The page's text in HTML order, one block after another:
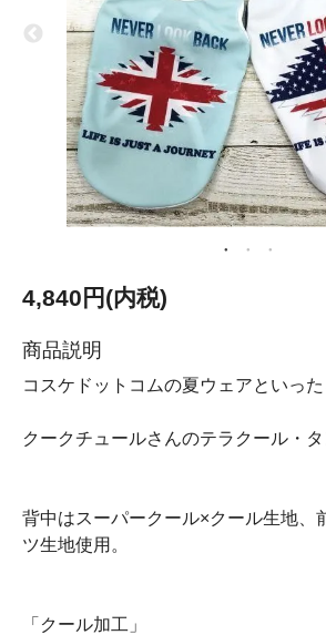
4,840円(内税)
商品説明
コスケドットコムの夏ウェアといった
クークチュールさんのテラクール・タ
背中はスーパークール×クール生地、
ツ生地使用。
「クール加工」